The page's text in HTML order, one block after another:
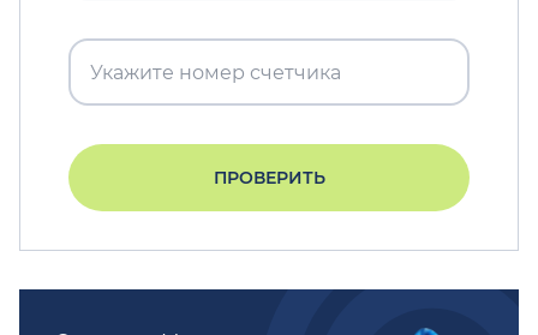
ПРОВЕРИТЬ